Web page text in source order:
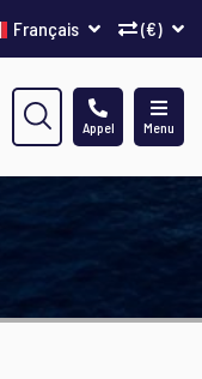
(€)
Français
Menu
Appel